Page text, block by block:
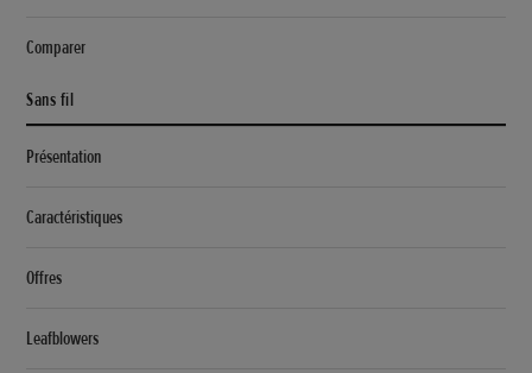
Comparer
Sans fil
Présentation
Caractéristiques
Offres
Leafblowers